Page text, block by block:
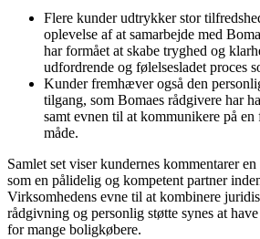
Flere kunder udtrykker stor
oplevelse af at samarbejde med
har formået at skabe tryghed og
udfordrende og følelsesladet proces
Kunder fremhæver også den
tilgang, som Bomaes rådgivere har
samt evnen til at kommunikere på
måde.
Samlet set viser kundernes kommentarer
som en pålidelig og kompetent partner
Virksomhedens evne til at kombinere
rådgivning og personlig støtte synes at
for mange boligkøbere.